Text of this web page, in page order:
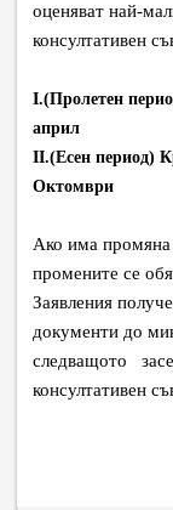
оценяват най-
консултативен
I.(Пролетен
април
II.(Есен период)
Октомври
Ако има промяна
промените се
Заявления
документи до
следващото
консултативен